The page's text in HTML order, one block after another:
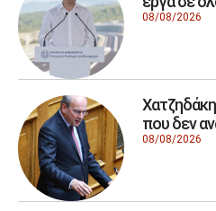
08/08/2026
που δεν
08/08/2026